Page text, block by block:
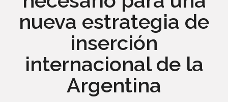
nueva estrategia de
inserción
internacional de la
Argentina